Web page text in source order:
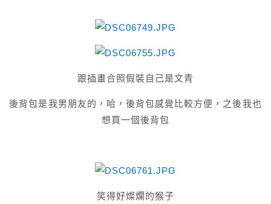
跟插畫合照假裝自己是文青
後背包是我男朋友的，哈，後背包感覺比較方便，之後我也
想買一個後背包
笑得好燦爛的猴子